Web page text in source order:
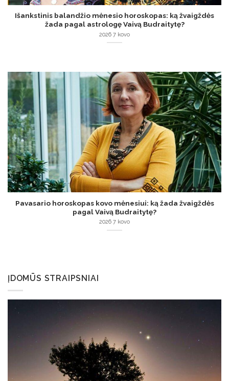
Išankstinis balandžio mėnesio horoskopas: ką žvaigždės
žada pagal astrologę Vaivą Budraitytę?
2026 7 kovo
Pavasario horoskopas kovo mėnesiui: ką žada žvaigždės
pagal Vaivą Budraitytę?
2026 7 kovo
ĮDOMŪS STRAIPSNIAI